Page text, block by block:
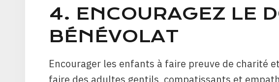
4. ENCOURAGEZ LE
BÉNÉVOLAT
Encourager les enfants à faire preuve de charité
faire des adultes gentils, compatissants et